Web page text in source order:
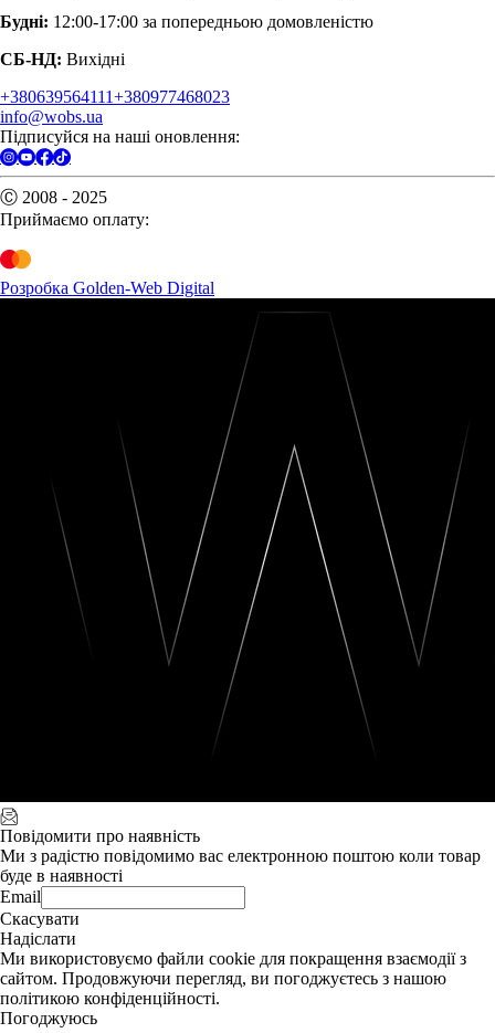
Будні: 12:00-17:00 за попередньою домовленістю
СБ-НД: Вихідні
+380639564111+380977468023
info@wobs.ua
Підписуйся на наші оновлення:
Ⓒ 2008 - 2025
Приймаємо оплату:
Розробка Golden-Web Digital
Повідомити про наявність
Ми з радістю повідомимо вас електронною поштою коли товар
буде в наявності
Email
Скасувати
Надіслати
Ми використовуємо файли cookie для покращення взаємодії з
сайтом. Продовжуючи перегляд, ви погоджуєтесь з нашою
політикою конфіденційності.
Погоджуюсь